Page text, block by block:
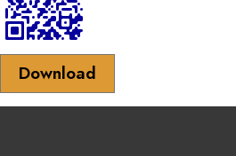
Download